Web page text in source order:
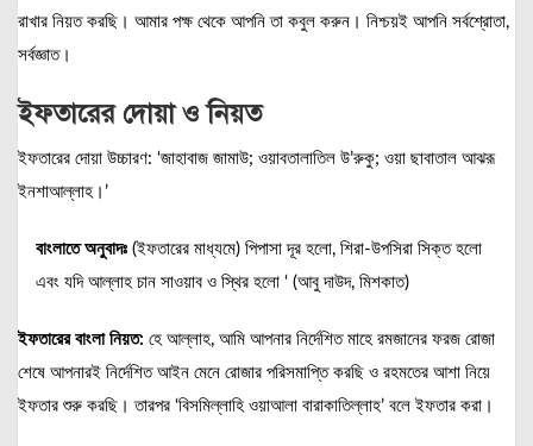
রাখার নিয়ত করছি। আমার পক্ষ থেকে আপনি তা কবুল করুন। নিশ্চয়ই আপনি সর্বশ্রোতা,
সর্বজ্ঞাত।
ইফতারের দোয়া ও নিয়ত
ইফতারের দোয়া উচ্চারণ: ‘জাহাবাজ জামাউ; ওয়াবতালাতিল উ’রুকু; ওয়া ছাবাতাল আঝরূ
ইনশাআল্লাহ।’
বাংলাতে অনুবাদঃ (ইফতারের মাধ্যমে) পিপাসা দূর হলো, শিরা-উপসিরা সিক্ত হলো
এবং যদি আল্লাহ চান সাওয়াব ও স্থির হলো ‘ (আবু দাউদ, মিশকাত)
ইফতারের বাংলা নিয়ত: হে আল্লাহ, আমি আপনার নির্দেশিত মাহে রমজানের ফরজ রোজা
শেষে আপনারই নির্দেশিত আইন মেনে রোজার পরিসমাপ্তি করছি ও রহমতের আশা নিয়ে
ইফতার শুরু করছি। তারপর ‘বিসমিল্লাহি ওয়াআলা বারাকাতিল্লাহ’ বলে ইফতার করা।